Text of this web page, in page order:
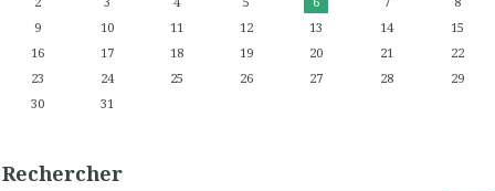
9
10 11 12 13 14
15
16
17 18 19 20 21
22
23
24 25 26 27 28
29
30
31
Rechercher